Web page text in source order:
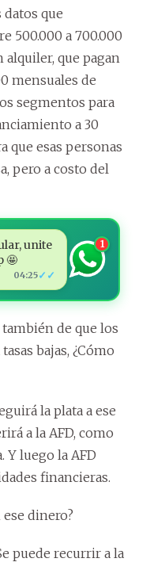
datos que
500.000 a 700.000
que pagan
mensuales de
segmentos para
a 30
que esas personas
pero a costo del
unite
🤩
04:25✓✓
1
de que los
bajas, ¿Cómo
la plata a ese
a la AFD, como
Y luego la AFD
financieras.
dinero?
puede recurrir a la